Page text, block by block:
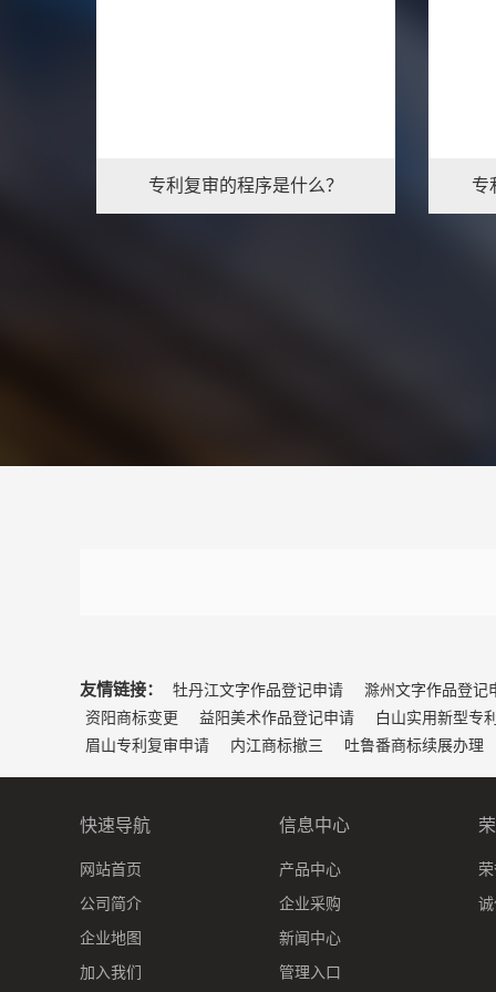
专利复审的程序是什么？ 专
友情链接： 牡丹江文字作品登记申请
滁州文字作品登记
资阳商标变更
益阳美术作品登记申请
白山实用新型专
眉山专利复审申请
内江商标撤三 吐鲁番商标续展办理
快速导航
网站首页
公司简介
企业地图
加入我们
信息中心
产品中心
企业采购
新闻中心
管理入口